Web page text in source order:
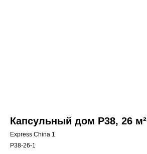
Капсульный дом P38, 26 м²
Express China 1
P38-26-1